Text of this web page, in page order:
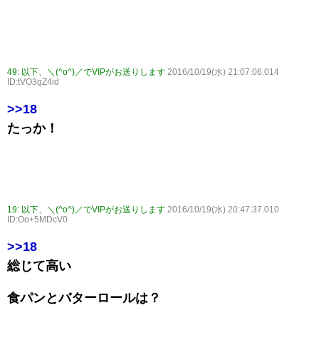
49: 以下、＼(^o^)／でVIPがお送りします 2016/10/19(水) 21:07:06.014
ID:tVO3gZ4id
>>18
たっか！
19: 以下、＼(^o^)／でVIPがお送りします 2016/10/19(水) 20:47:37.010
ID:Oo+5MDcV0
>>18
総じて高い
食パンとバターロールは？